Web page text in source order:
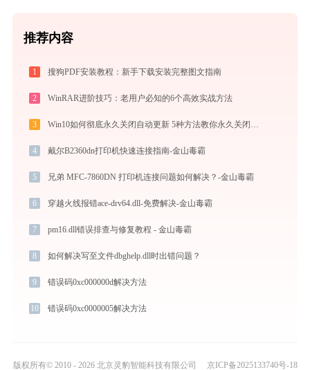
推荐内容
1 搜狗PDF安装教程：新手下载安装完整图文指南
2 WinRAR进阶技巧：老用户必知的6个高效实战方法
3
4 戴尔B2360dn打印机快速连接指南-金山毒霸
5 兄弟 MFC-7860DN 打印机连接问题如何解决？-金山毒霸
6 穿越火线报错ace-drv64.dll-免费解决-金山毒霸
7 pm16.dll错误排查与修复教程 - 金山毒霸
8 如何解决写至文件dbghelp.dll时出错问题？
9 错误码0xc000000d解决方法
10 错误码0xc0000005解决方法
版权所有© 2010 - 2026 北京灵豹智能科技有限公司 京ICP备2025133740号-18